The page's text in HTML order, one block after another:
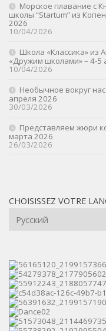
Морское плавание с
школы “Startum” из
2026
10/04/2026
Школа «Классика» из
«Дружим школами» – 4-5
10/04/2026
Необычное вокруг
апреля 2026
30/03/2026
Представляем жюри
марта 2026
26/03/2026
CHOISISSEZ VOTRE